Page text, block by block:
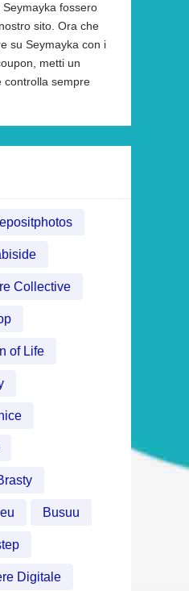
fossero
sito. Ora che
su Seymayka con i
metti un
controlla sempre
Collective
of Life
Busuu
Digitale